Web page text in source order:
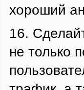
хороший
16.
не только